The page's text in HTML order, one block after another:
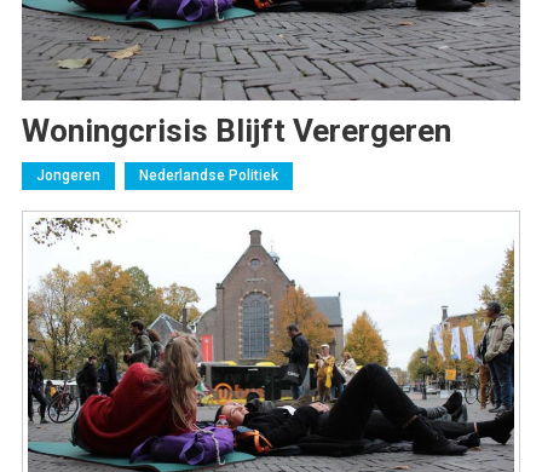
Woningcrisis Blijft Verergeren
Jongeren Nederlandse Politiek